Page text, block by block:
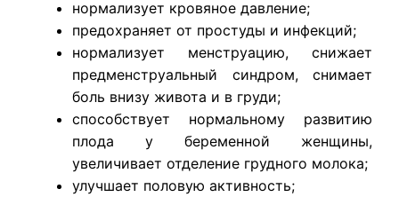
нормализует кровяное давление;
предохраняет от простуды и инфекций;
нормализует менструацию, снижает
предменструальный синдром, снимает
боль внизу живота и в груди;
способствует нормальному развитию
плода у беременной женщины,
увеличивает отделение грудного молока;
улучшает половую активность;